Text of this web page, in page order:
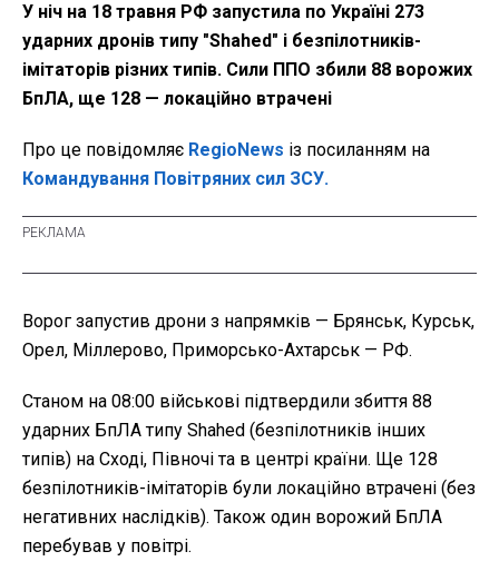
У ніч на 18 травня РФ запустила по Україні 273
ударних дронів типу "Shahed" і безпілотників-
імітаторів різних типів. Сили ППО збили 88 ворожих
БпЛА, ще 128 — локаційно втрачені
Про це повідомляє RegioNews із посиланням на
Командування Повітряних сил ЗСУ.
Ворог запустив дрони з напрямків — Брянськ, Курськ,
Орел, Міллерово, Приморсько-Ахтарськ — РФ.
Станом на 08:00 військові підтвердили збиття 88
ударних БпЛА типу Shahed (безпілотників інших
типів) на Сході, Півночі та в центрі країни. Ще 128
безпілотників-імітаторів були локаційно втрачені (без
негативних наслідків). Також один ворожий БпЛА
перебував у повітрі.